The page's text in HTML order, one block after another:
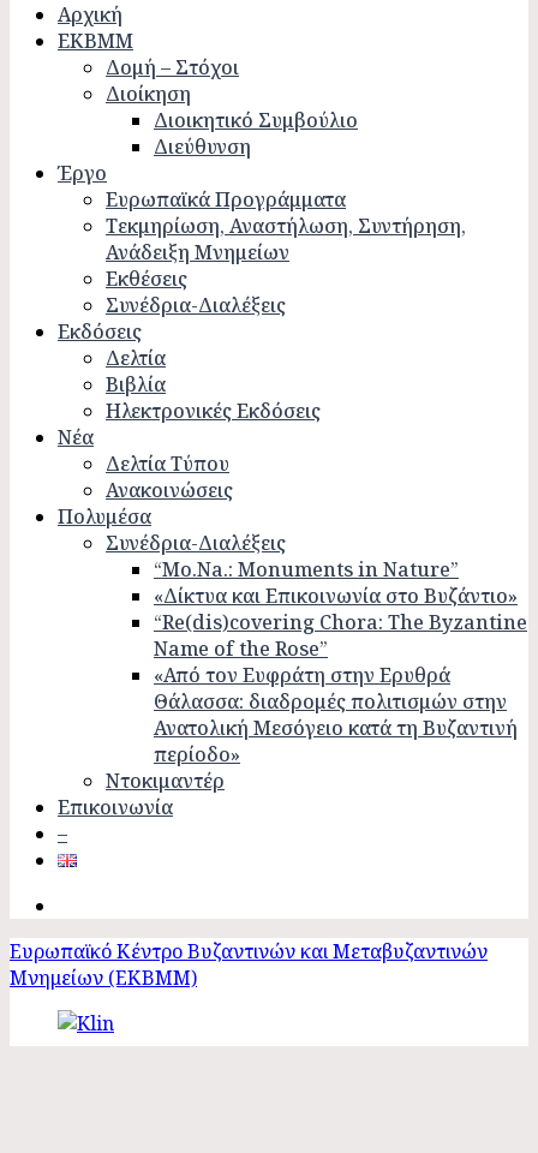
Αρχική
ΕΚΒΜΜ
Δομή – Στόχοι
Διοίκηση
Διοικητικό Συμβούλιο
Διεύθυνση
Έργο
Ευρωπαϊκά Προγράμματα
Τεκμηρίωση, Αναστήλωση, Συντήρηση,
Ανάδειξη Μνημείων
Εκθέσεις
Συνέδρια-Διαλέξεις
Εκδόσεις
Δελτία
Βιβλία
Ηλεκτρονικές Εκδόσεις
Νέα
Δελτία Τύπου
Ανακοινώσεις
Πολυμέσα
Συνέδρια-Διαλέξεις
“Mo.Na.: Monuments in Nature”
«Δίκτυα και Επικοινωνία στο Βυζάντιο»
“Re(dis)covering Chora: The Byzantine
Name of the Rose”
«Από τον Ευφράτη στην Ερυθρά
Θάλασσα: διαδρομές πολιτισμών στην
Ανατολική Μεσόγειο κατά τη Βυζαντινή
περίοδο»
Ντοκιμαντέρ
Επικοινωνία
–
Ευρωπαϊκό Κέντρο Βυζαντινών και Μεταβυζαντινών
Μνημείων (ΕΚΒΜΜ)